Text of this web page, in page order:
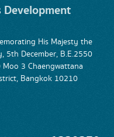
His Majesty the
5th December, B.E.2550
3 Chaengwattana
Bangkok 10210